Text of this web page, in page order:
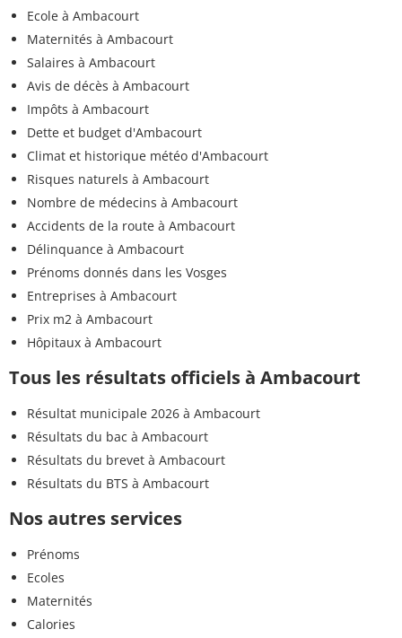
Ecole à Ambacourt
Maternités à Ambacourt
Salaires à Ambacourt
Avis de décès à Ambacourt
Impôts à Ambacourt
Dette et budget d'Ambacourt
Climat et historique météo d'Ambacourt
Risques naturels à Ambacourt
Nombre de médecins à Ambacourt
Accidents de la route à Ambacourt
Délinquance à Ambacourt
Prénoms donnés dans les Vosges
Entreprises à Ambacourt
Prix m2 à Ambacourt
Hôpitaux à Ambacourt
Tous les résultats officiels à Ambacourt
Résultat municipale 2026 à Ambacourt
Résultats du bac à Ambacourt
Résultats du brevet à Ambacourt
Résultats du BTS à Ambacourt
Nos autres services
Prénoms
Ecoles
Maternités
Calories